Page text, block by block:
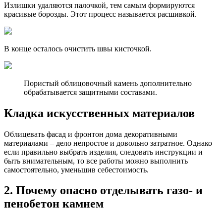
Излишки удаляются палочкой, тем самым формируются
красивые борозды. Этот процесс называется расшивкой.
В конце осталось очистить швы кисточкой.
Пористый облицовочный камень дополнительно
обрабатывается защитными составами.
Кладка искусственных материалов
Облицевать фасад и фронтон дома декоративными
материалами – дело непростое и довольно затратное. Однако
если правильно выбрать изделия, следовать инструкции и
быть внимательным, то все работы можно выполнить
самостоятельно, уменьшив себестоимость.
2. Почему опасно отделывать газо- и
пенобетон камнем